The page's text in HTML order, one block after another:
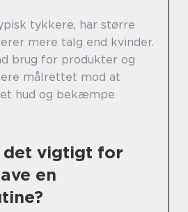
tykkere, har større
mere talg end kvinder.
brug for produkter og
målrettet mod at
hud og bekæmpe
det vigtigt for
en